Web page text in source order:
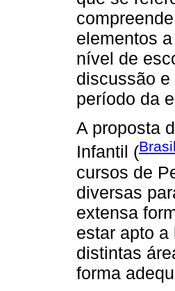
elementos
nível de
discussão
período da
A proposta
Infantil (
cursos de
diversas
extensa
estar apto
distintas
forma